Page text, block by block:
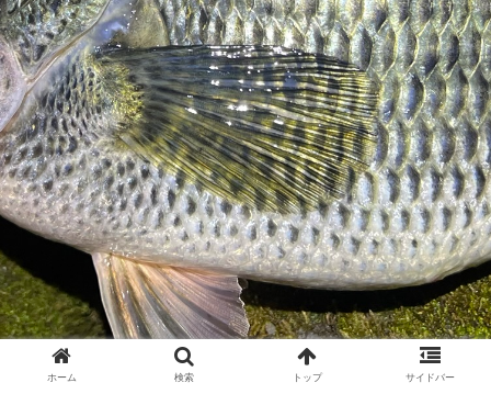
ホーム 検索 トップ サイドバー